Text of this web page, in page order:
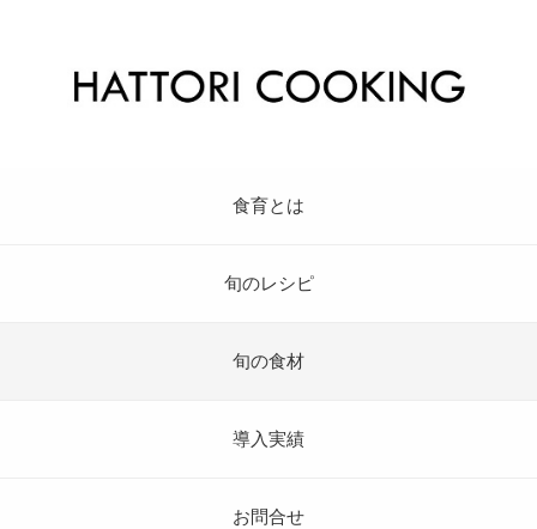
食育とは
旬のレシピ
旬の食材
導入実績
お問合せ